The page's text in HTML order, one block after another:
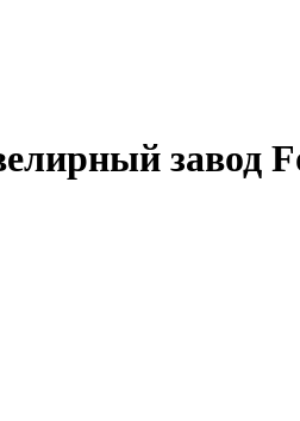
завод